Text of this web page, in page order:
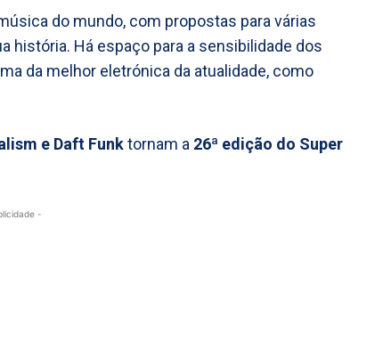
do mundo, com propostas para várias
história. Há espaço para a sensibilidade dos
da melhor eletrónica da atualidade, como
e Daft Funktornam a 26ª edição do Super
-